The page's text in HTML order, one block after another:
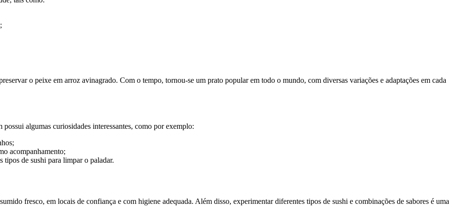
o peixe em arroz avinagrado. Com o tempo, tornou-se um prato popular em todo o mundo, com diversas variações e adaptações em cada
algumas curiosidades interessantes, como por exemplo:
acompanhamento;
tipos de sushi para limpar o paladar.
fresco, em locais de confiança e com higiene adequada. Além disso, experimentar diferentes tipos de sushi e combinações de sabores é uma